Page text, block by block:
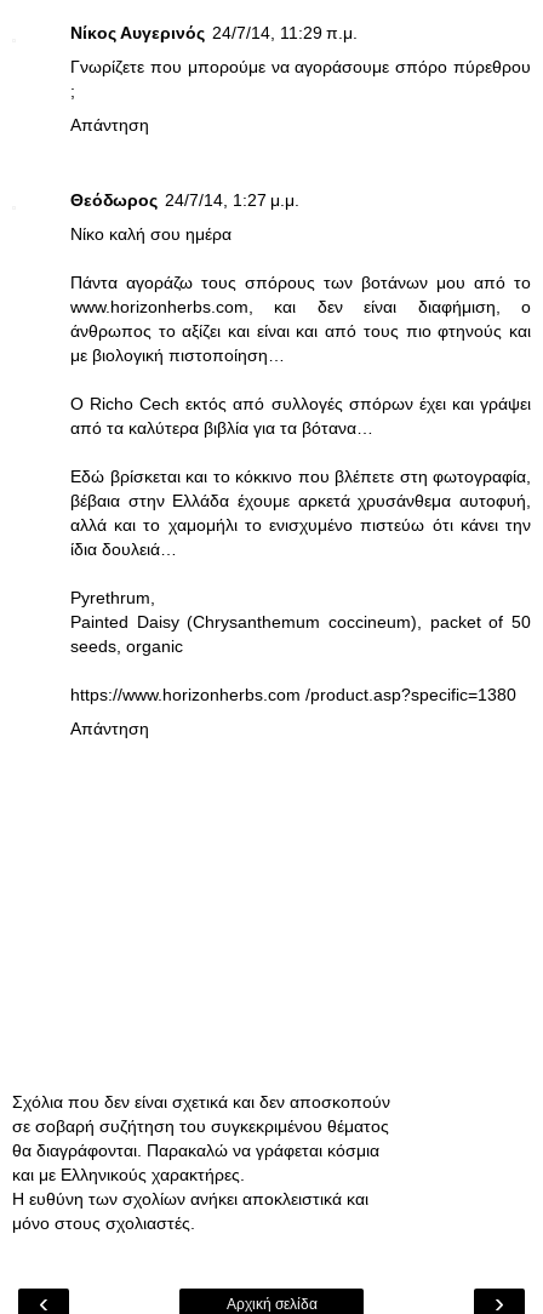
Νίκος Αυγερινός 24/7/14, 11:29 π.μ.
Γνωρίζετε που μπορούμε να αγοράσουμε σπόρο πύρεθρου
;
Απάντηση
Θεόδωρος 24/7/14, 1:27 μ.μ.
Νίκο καλή σου ημέρα
Πάντα αγοράζω τους σπόρους των βοτάνων μου από το
www.horizonherbs.com, και δεν είναι διαφήμιση, ο
άνθρωπος το αξίζει και είναι και από τους πιο φτηνούς και
με βιολογική πιστοποίηση…
O Richo Cech εκτός από συλλογές σπόρων έχει και γράψει
από τα καλύτερα βιβλία για τα βότανα…
Εδώ βρίσκεται και το κόκκινο που βλέπετε στη φωτογραφία,
βέβαια στην Ελλάδα έχουμε αρκετά χρυσάνθεμα αυτοφυή,
αλλά και το χαμομήλι το ενισχυμένο πιστεύω ότι κάνει την
ίδια δουλειά…
Pyrethrum,
Painted Daisy (Chrysanthemum coccineum), packet of 50
seeds, organic
https://www.horizonherbs.com /product.asp?specific=1380
Απάντηση
Σχόλια που δεν είναι σχετικά και δεν αποσκοπούν
σε σοβαρή συζήτηση του συγκεκριμένου θέματος
θα διαγράφονται. Παρακαλώ να γράφεται κόσμια
και με Ελληνικούς χαρακτήρες.
Η ευθύνη των σχολίων ανήκει αποκλειστικά και
μόνο στους σχολιαστές.
‹ ›
Αρχική σελίδα